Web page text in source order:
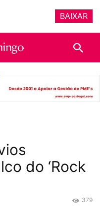
do ‘Rock
379
BAIXAR